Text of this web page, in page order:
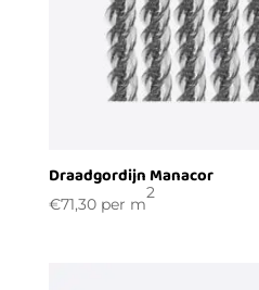
Draadgordijn Manacor
€71,30per m
2